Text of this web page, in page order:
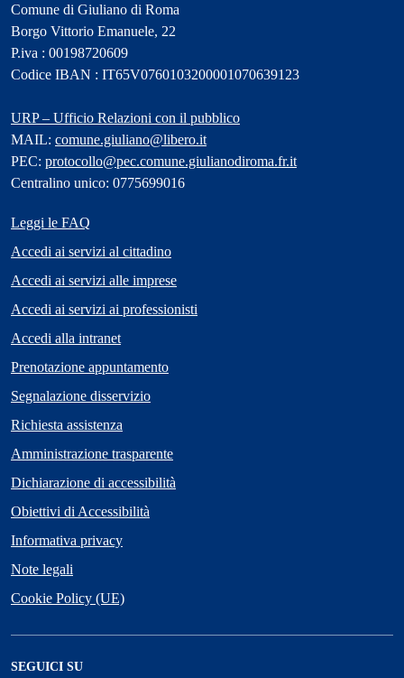
Comune di Giuliano di Roma
Borgo Vittorio Emanuele, 22
P.iva : 00198720609
Codice IBAN : IT65V0760103200001070639123
URP – Ufficio Relazioni con il pubblico
MAIL: comune.giuliano@libero.it
PEC: protocollo@pec.comune.giulianodiroma.fr.it
Centralino unico: 0775699016
Leggi le FAQ
Accedi ai servizi al cittadino
Accedi ai servizi alle imprese
Accedi ai servizi ai professionisti
Accedi alla intranet
Prenotazione appuntamento
Segnalazione disservizio
Richiesta assistenza
Amministrazione trasparente
Dichiarazione di accessibilità
Obiettivi di Accessibilità
Informativa privacy
Note legali
Cookie Policy (UE)
SEGUICI SU